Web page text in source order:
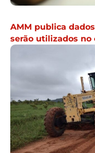
AMM publica
serão utilizados no